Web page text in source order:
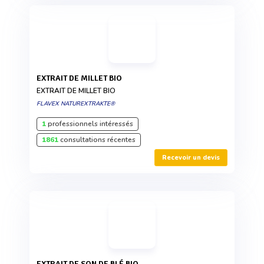
EXTRAIT DE MILLET BIO
EXTRAIT DE MILLET BIO
FLAVEX NATUREXTRAKTE®
1professionnels intéressés
1861consultations récentes
Recevoir un devis